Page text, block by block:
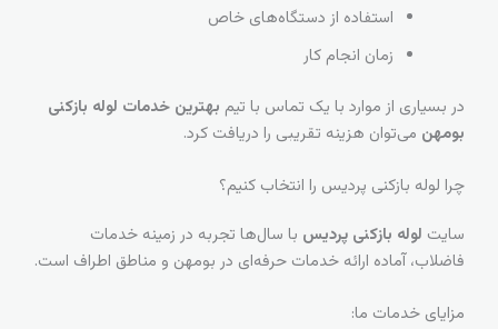
استفاده از دستگاه‌های خاص
زمان انجام کار
در بسیاری از موارد با یک تماس با تیم بهترین خدمات لوله بازکنی
بومهن می‌توان هزینه تقریبی را دریافت کرد.
چرا لوله بازکنی پردیس را انتخاب کنیم؟
سایت لوله بازکنی پردیس با سال‌ها تجربه در زمینه خدمات
فاضلاب، آماده ارائه خدمات حرفه‌ای در بومهن و مناطق اطراف است.
مزایای خدمات ما: